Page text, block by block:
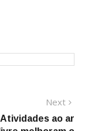
Next
Atividades ao ar